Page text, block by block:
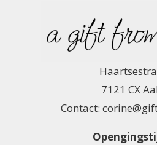
7121 CX
Contact: